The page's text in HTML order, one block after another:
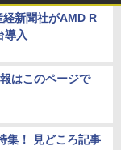
新聞社がAMD R
入
はこのページで
集！ 見どころ記事